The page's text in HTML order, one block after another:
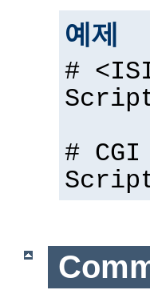
예제
#
# CGI